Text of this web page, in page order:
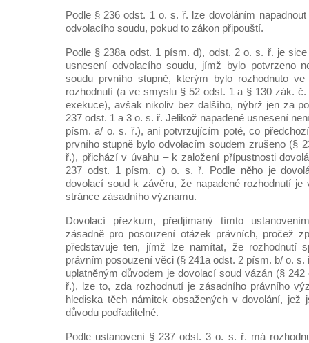
Podle § 236 odst. 1 o. s. ř. lze dovoláním
odvolacího soudu, pokud to zákon připouští.
Podle § 238a odst. 1 písm. d), odst. 2 o. s. ř. je
usnesení odvolacího soudu, jímž bylo potvrzeno
soudu prvního stupně, kterým bylo rozhodnuto
rozhodnutí (a ve smyslu § 52 odst. 1 a § 130 zák.
exekuce), avšak nikoliv bez dalšího, nýbrž jen za
237 odst. 1 a 3 o. s. ř. Jelikož napadené usnesení
písm. a/ o. s. ř.), ani potvrzujícím poté, co
prvního stupně bylo odvolacím soudem zrušeno (§
ř.), přichází v úvahu – k založení přípustnosti
237 odst. 1 písm. c) o. s. ř. Podle něho je
dovolací soud k závěru, že napadené rozhodnutí
stránce zásadního významu.
Dovolací přezkum, předjímaný tímto
zásadně pro posouzení otázek právních, pročež
představuje ten, jímž lze namítat, že rozhodnutí
právním posouzení věci (§ 241a odst. 2 písm. b/ o.
uplatněným důvodem je dovolací soud vázán (§
ř.), lze to, zda rozhodnutí je zásadního právního
hlediska těch námitek obsažených v dovolání, jež
důvodu podřaditelné.
Podle ustanovení § 237 odst. 3 o. s. ř. má